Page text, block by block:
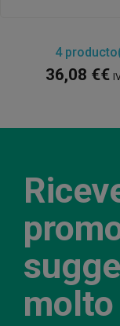
4
36,08 €€